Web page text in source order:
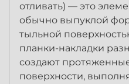
отливать) — это
обычно выпуклой
тыльной
планки-накладки
создают
поверхности,